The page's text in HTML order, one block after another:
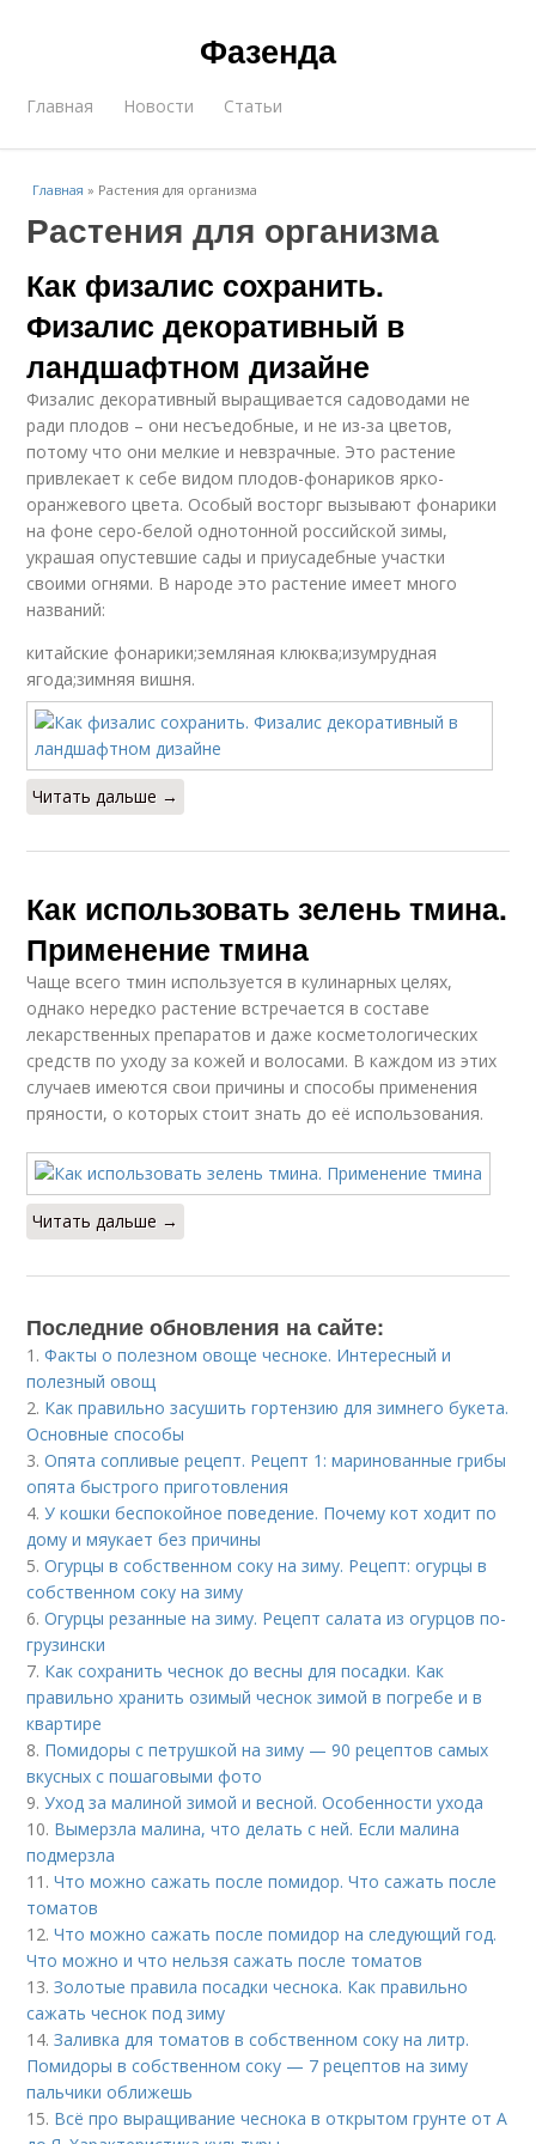
Фазенда
Главная Новости Статьи
Главная » Растения для организма
Растения для организма
Как физалис сохранить.
Физалис декоративный в
ландшафтном дизайне
Физалис декоративный выращивается садоводами не
ради плодов – они несъедобные, и не из-за цветов,
потому что они мелкие и невзрачные. Это растение
привлекает к себе видом плодов-фонариков ярко-
оранжевого цвета. Особый восторг вызывают фонарики
на фоне серо-белой однотонной российской зимы,
украшая опустевшие сады и приусадебные участки
своими огнями. В народе это растение имеет много
названий:
китайские фонарики;земляная клюква;изумрудная
ягода;зимняя вишня.
Читать дальше →
Как использовать зелень тмина.
Применение тмина
Чаще всего тмин используется в кулинарных целях,
однако нередко растение встречается в составе
лекарственных препаратов и даже косметологических
средств по уходу за кожей и волосами. В каждом из этих
случаев имеются свои причины и способы применения
пряности, о которых стоит знать до её использования.
Читать дальше →
Последние обновления на сайте:
1.Факты о полезном овоще чесноке. Интересный и
полезный овощ
2. Как правильно засушить гортензию для зимнего букета.
Основные способы
3.Опята сопливые рецепт. Рецепт 1: маринованные грибы
опята быстрого приготовления
4.У кошки беспокойное поведение. Почему кот ходит по
дому и мяукает без причины
5.Огурцы в собственном соку на зиму. Рецепт: огурцы в
собственном соку на зиму
6.Огурцы резанные на зиму. Рецепт салата из огурцов по-
грузински
7. Как сохранить чеснок до весны для посадки. Как
правильно хранить озимый чеснок зимой в погребе и в
квартире
8. Помидоры с петрушкой на зиму — 90 рецептов самых
вкусных с пошаговыми фото
9.Уход за малиной зимой и весной. Особенности ухода
10. Вымерзла малина, что делать с ней. Если малина
подмерзла
11.Что можно сажать после помидор. Что сажать после
томатов
12.Что можно сажать после помидор на следующий год.
Что можно и что нельзя сажать после томатов
13.Золотые правила посадки чеснока. Как правильно
сажать чеснок под зиму
14.Заливка для томатов в собственном соку на литр.
Помидоры в собственном соку — 7 рецептов на зиму
пальчики оближешь
15. Всё про выращивание чеснока в открытом грунте от А